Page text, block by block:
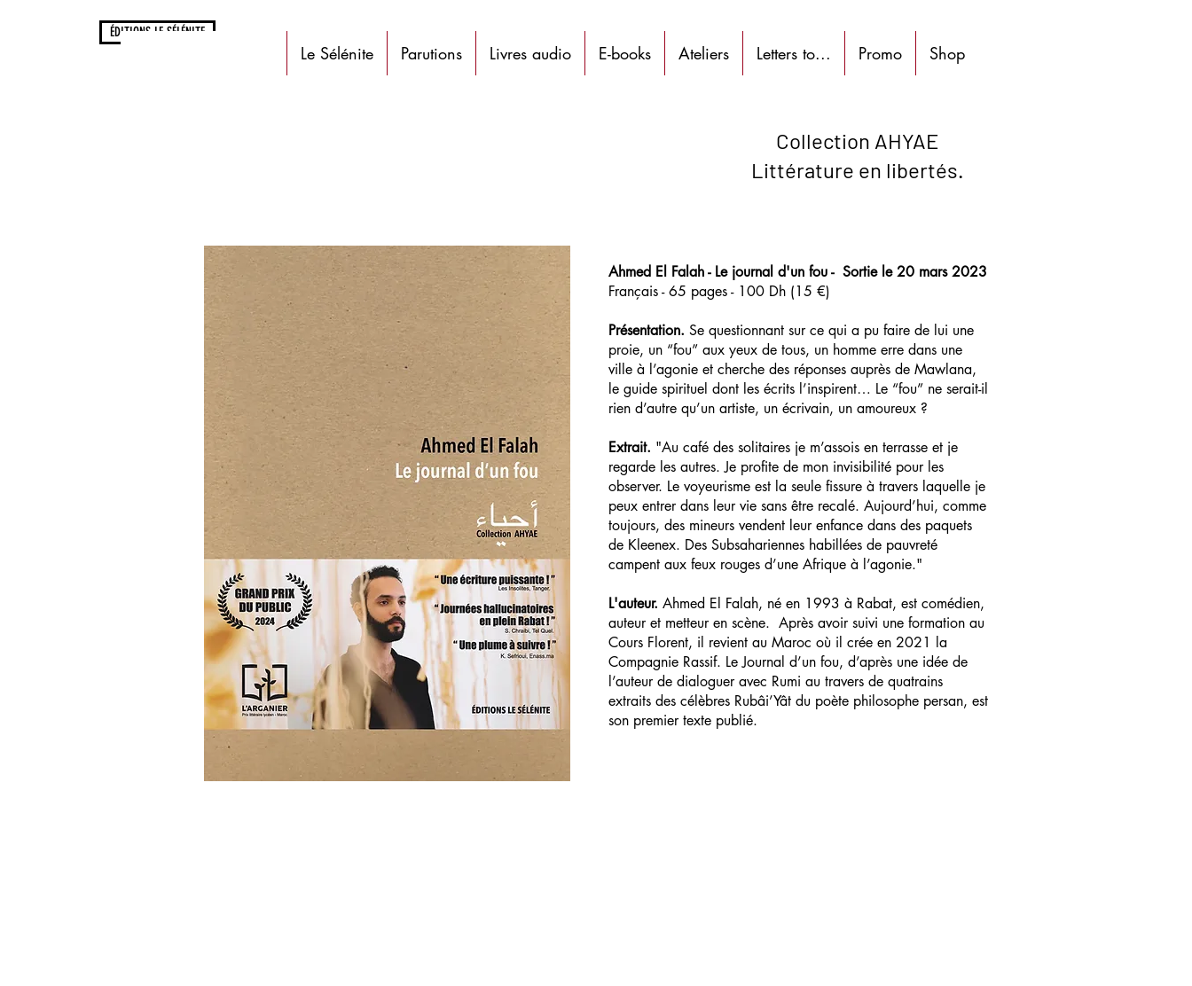
ÉDITIONS LE SÉLÉNITE
Le Sélénite Parutions Livres audio E-books Ateliers Letters to... Promo Shop
Collection AHYAE
Littérature en libertés.
Ahmed El Falah - Le journal d'un fou - Sortie le 20 mars 2023
Français - 65 pages - 100 Dh (15 €)
Présentation. Se questionnant sur ce qui a pu faire de lui une
proie, un “fou” aux yeux de tous, un homme erre dans une
ville à l’agonie et cherche des réponses auprès de Mawlana,
le guide spirituel dont les écrits l’inspirent… Le “fou” ne serait-il
rien d’autre qu’un artiste, un écrivain, un amoureux ?
Extrait. "Au café des solitaires je m’assois en terrasse et je
regarde les autres. Je profite de mon invisibilité pour les
observer. Le voyeurisme est la seule fissure à travers laquelle je
peux entrer dans leur vie sans être recalé. Aujourd’hui, comme
toujours, des mineurs vendent leur enfance dans des paquets
de Kleenex. Des Subsahariennes habillées de pauvreté
campent aux feux rouges d’une Afrique à l’agonie."
L'auteur. Ahmed El Falah, né en 1993 à Rabat, est comédien,
auteur et metteur en scène. Après avoir suivi une formation au
Cours Florent, il revient au Maroc où il crée en 2021 la
Compagnie Rassif. Le Journal d’un fou, d’après une idée de
l’auteur de dialoguer avec Rumi au travers de quatrains
extraits des célèbres Rubâi’Yât du poète philosophe persan, est
son premier texte publié.